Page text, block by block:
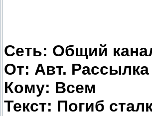
Сеть: Общий
От: Авт. Рассылка
Кому: Всем
Текст: Погиб